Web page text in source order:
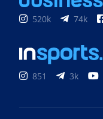
520k 74k
851 3k